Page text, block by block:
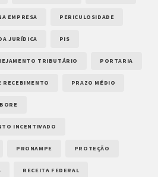
EMPRESA PERICULOSIDADE
JURÍDICA PIS
TRIBUTÁRIO PORTARIA
RECEBIMENTO PRAZO MÉDIO
INCENTIVADO
PRONAMPE PROTEÇÃO
RECEITA FEDERAL